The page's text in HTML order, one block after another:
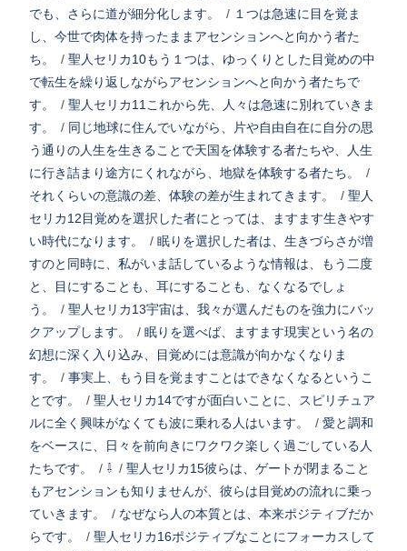
でも、さらに道が細分化します。
/ １つは急速に目を覚ま
し、今世で肉体を持ったままアセンションへと向かう者た
ち。
/ 聖人セリカ10もう１つは、ゆっくりとした目覚めの中
で転生を繰り返しながらアセンションへと向かう者たちで
す。
/ 聖人セリカ11これから先、人々は急速に別れていきま
す。
/ 同じ地球に住んでいながら、片や自由自在に自分の思
う通りの人生を生きることで天国を体験する者たちや、人生
に行き詰まり途方にくれながら、地獄を体験する者たち。
/
それくらいの意識の差、体験の差が生まれてきます。
/ 聖人
セリカ12目覚めを選択した者にとっては、ますます生きやす
い時代になります。
/ 眠りを選択した者は、生きづらさが増
すのと同時に、私がいま話しているような情報は、もう二度
と、目にすることも、耳にすることも、なくなるでしょ
う。
/ 聖人セリカ13宇宙は、我々が選んだものを強力にバッ
クアップします。
/ 眠りを選べば、ますます現実という名の
幻想に深く入り込み、目覚めには意識が向かなくなりま
す。
/ 事実上、もう目を覚ますことはできなくなるというこ
とです。
/ 聖人セリカ14ですが面白いことに、スピリチュア
ルに全く興味がなくても波に乗れる人はいます。
/ 愛と調和
をベースに、日々を前向きにワクワク楽しく過ごしている人
たちです。
/ ⇩ / 聖人セリカ15彼らは、ゲートが閉まること
もアセンションも知りませんが、彼らは目覚めの流れに乗っ
ていきます。
/ なぜなら人の本質とは、本来ポジティブだか
らです。
/ 聖人セリカ16ポジティブなことにフォーカスして